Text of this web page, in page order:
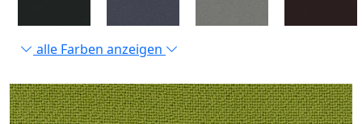
alle Farben anzeigen